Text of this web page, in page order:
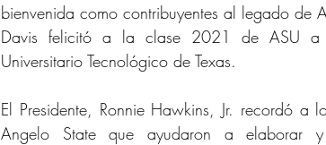
bienvenida como contribuyentes al legado de
Davis felicitó a la clase 2021 de ASU a
Universitario Tecnológico de Texas.
El Presidente, Ronnie Hawkins, Jr. recordó a
Angelo State que ayudaron a elaborar y